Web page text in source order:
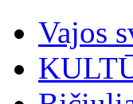
Vajos